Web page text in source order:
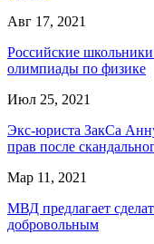
Авг 17, 2021
Российские
олимпиады по физике
Июл 25, 2021
Экс-юриста ЗакСа
прав после
Мар 11, 2021
МВД предлагает
добровольным